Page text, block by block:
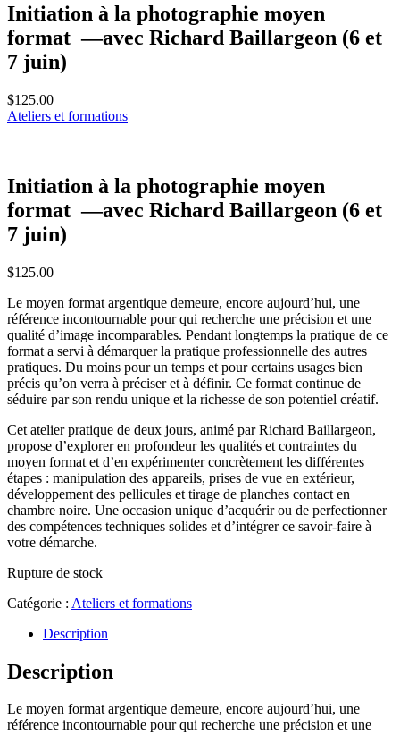
Initiation à la photographie moyen
format —avec Richard Baillargeon (6 et
7 juin)
$125.00
Ateliers et formations
Initiation à la photographie moyen
format —avec Richard Baillargeon (6 et
7 juin)
$125.00
Le moyen format argentique demeure, encore aujourd’hui, une
référence incontournable pour qui recherche une précision et une
qualité d’image incomparables. Pendant longtemps la pratique de ce
format a servi à démarquer la pratique professionnelle des autres
pratiques. Du moins pour un temps et pour certains usages bien
précis qu’on verra à préciser et à définir. Ce format continue de
séduire par son rendu unique et la richesse de son potentiel créatif.
Cet atelier pratique de deux jours, animé par Richard Baillargeon,
propose d’explorer en profondeur les qualités et contraintes du
moyen format et d’en expérimenter concrètement les différentes
étapes : manipulation des appareils, prises de vue en extérieur,
développement des pellicules et tirage de planches contact en
chambre noire. Une occasion unique d’acquérir ou de perfectionner
des compétences techniques solides et d’intégrer ce savoir-faire à
votre démarche.
Rupture de stock
Catégorie : Ateliers et formations
Description
Description
Le moyen format argentique demeure, encore aujourd’hui, une
référence incontournable pour qui recherche une précision et une